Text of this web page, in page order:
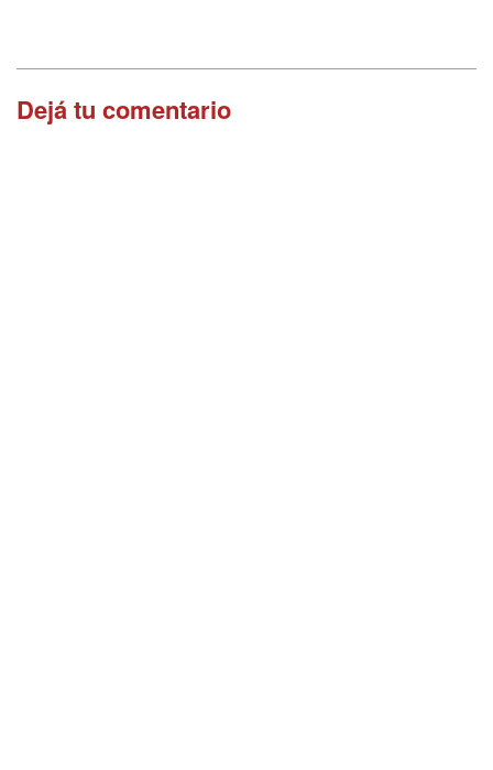
Dejá tu comentario